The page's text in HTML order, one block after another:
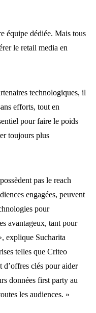
équipe dédiée. Mais tous
le retail media en
technologiques, il
efforts, tout en
pour faire le poids
toujours plus
pas le reach
engagées, peuvent
pour
avantageux, tant pour
explique Sucharita
telles que Criteo
clés pour aider
données first party au
les audiences. »